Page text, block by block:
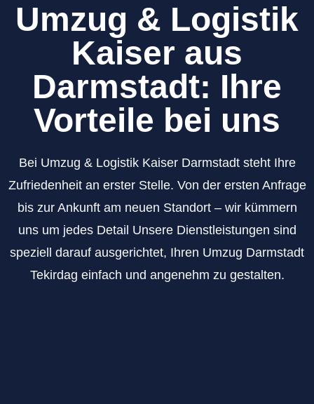
Umzug & Logistik
Kaiser aus
Darmstadt: Ihre
Vorteile bei uns
Bei Umzug & Logistik Kaiser Darmstadt steht Ihre
Zufriedenheit an erster Stelle. Von der ersten Anfrage
bis zur Ankunft am neuen Standort – wir kümmern
uns um jedes Detail Unsere Dienstleistungen sind
speziell darauf ausgerichtet, Ihren Umzug Darmstadt
Tekirdag einfach und angenehm zu gestalten.